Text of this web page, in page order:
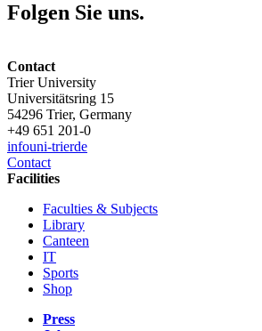
Folgen Sie uns.
Contact
Trier University
Universitätsring 15
54296 Trier, Germany
+49 651 201-0
infouni-trierde
Contact
Facilities
Faculties & Subjects
Library
Canteen
IT
Sports
Shop
Press